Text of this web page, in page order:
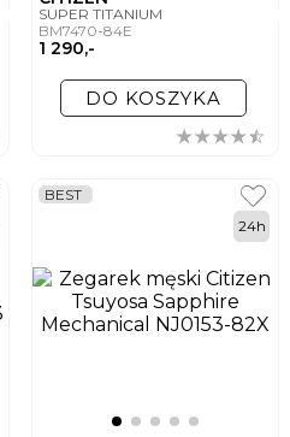
SUPER TITANIUM
BM7470-84E
1 290,-
DO KOSZYKA
BEST
24h